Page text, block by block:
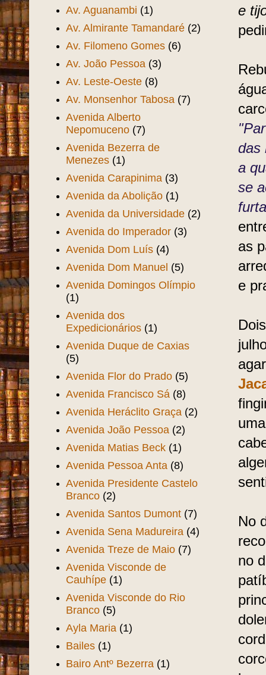
e
das
a
se
as
e
No
no
Av. Aguanambi (1)
Av. Almirante Tamandaré (2)
Av. Filomeno Gomes (6)
Av. João Pessoa (3)
Av. Leste-Oeste (8)
Av. Monsenhor Tabosa (7)
Avenida Alberto
Nepomuceno (7)
Avenida Bezerra de
Menezes (1)
Avenida Carapinima (3)
Avenida da Abolição (1)
Avenida da Universidade (2)
Avenida do Imperador (3)
Avenida Dom Luís (4)
Avenida Dom Manuel (5)
Avenida Domingos Olímpio
(1)
Avenida dos
Expedicionários (1)
Avenida Duque de Caxias
(5)
Avenida Flor do Prado (5)
Avenida Francisco Sá (8)
Avenida Heráclito Graça (2)
Avenida João Pessoa (2)
Avenida Matias Beck (1)
Avenida Pessoa Anta (8)
Avenida Presidente Castelo
Branco (2)
Avenida Santos Dumont (7)
Avenida Sena Madureira (4)
Avenida Treze de Maio (7)
Avenida Visconde de
Cauhípe (1)
Avenida Visconde do Rio
Branco (5)
Ayla Maria (1)
Bailes (1)
Bairo Antº Bezerra (1)